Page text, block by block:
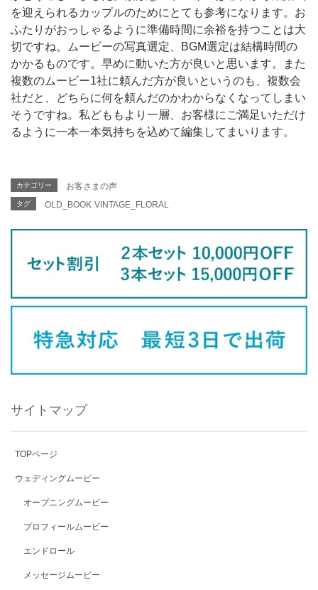
を迎えられるカップルのためにとても参考になります。お
ふたりがおっしゃるように準備時間に余裕を持つことは大
切ですね。ムービーの写真選定、BGM選定は結構時間の
かかるものです。早めに動いた方が良いと思います。また
複数のムービー1社に頼んだ方が良いというのも、複数会
社だと、どちらに何を頼んだのかわからなくなってしまい
そうですね。私どももより一層、お客様にご満足いただけ
るように一本一本気持ちを込めて編集してまいります。
カテゴリー お客さまの声
タグ OLD_BOOK VINTAGE_FLORAL
サイトマップ
TOPページ
ウェディングムービー
オープニングムービー
プロフィールムービー
エンドロール
メッセージムービー